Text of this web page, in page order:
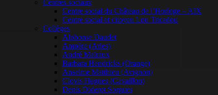
Centres sociaux
Centre social du Château de l’Horloge – AIX
Centre social et citoyen Lou Tricadou
Collèges
Alphonse Daudet
Ampère (Arles)
André Malraux
Barbara Hendricks (Orange)
Anselme Matthieu (Avignon)
Clovis Hugues (Cavaillon)
Denis Diderot Sorgues